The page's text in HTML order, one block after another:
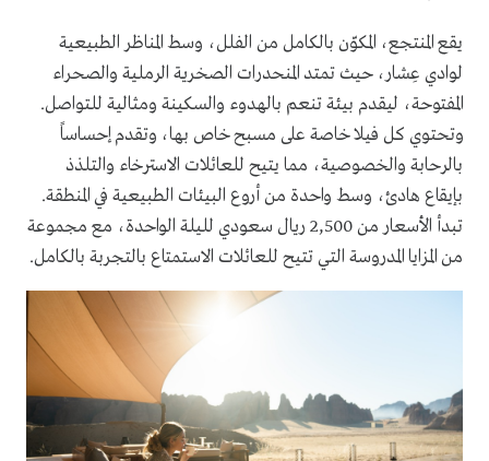
يقع المنتجع، المكوّن بالكامل من الفلل، وسط المناظر الطبيعية
لوادي عِشار، حيث تمتد المنحدرات الصخرية الرملية والصحراء
المفتوحة، ليقدم بيئة تنعم بالهدوء والسكينة ومثالية للتواصل.
وتحتوي كل فيلا خاصة على مسبح خاص بها، وتقدم إحساساً
بالرحابة والخصوصية، مما يتيح للعائلات الاسترخاء والتلذذ
بإيقاع هادئ، وسط واحدة من أروع البيئات الطبيعية في المنطقة.
تبدأ الأسعار من 2,500 ريال سعودي لليلة الواحدة، مع مجموعة
من المزايا المدروسة التي تتيح للعائلات الاستمتاع بالتجربة بالكامل.